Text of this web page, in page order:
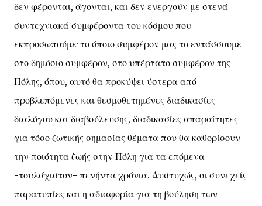
δεν φέρονται, άγονται, και δεν ενεργούν με στενά
συντεχνιακά συμφέροντα του κόσμου που
εκπροσωπούμε· το όποιο συμφέρον μας το εντάσσουμε
στο δημόσιο συμφέρον, στο υπέρτατο συμφέρον της
Πόλης, όπου, αυτό θα προκύψει ύστερα από
προβλεπόμενες και θεσμοθετημένες διαδικασίες
διαλόγου και διαβούλευσης, διαδικασίες απαραίτητες
για τόσο ζωτικής σημασίας θέματα που θα καθορίσουν
την ποιότητα ζωής στην Πόλη για τα επόμενα
-τουλάχιστον- πενήντα χρόνια. Δυστυχώς, οι συνεχείς
παρατυπίες και η αδιαφορία για τη βούληση των